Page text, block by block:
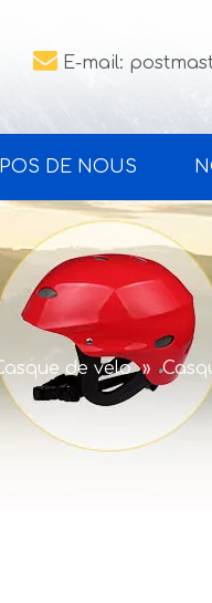
 E-mail:
DE NOUS
de vélo »